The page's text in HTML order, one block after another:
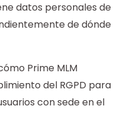
datos personales de
de dónde
Prime MLM
del RGPD para
con sede en el